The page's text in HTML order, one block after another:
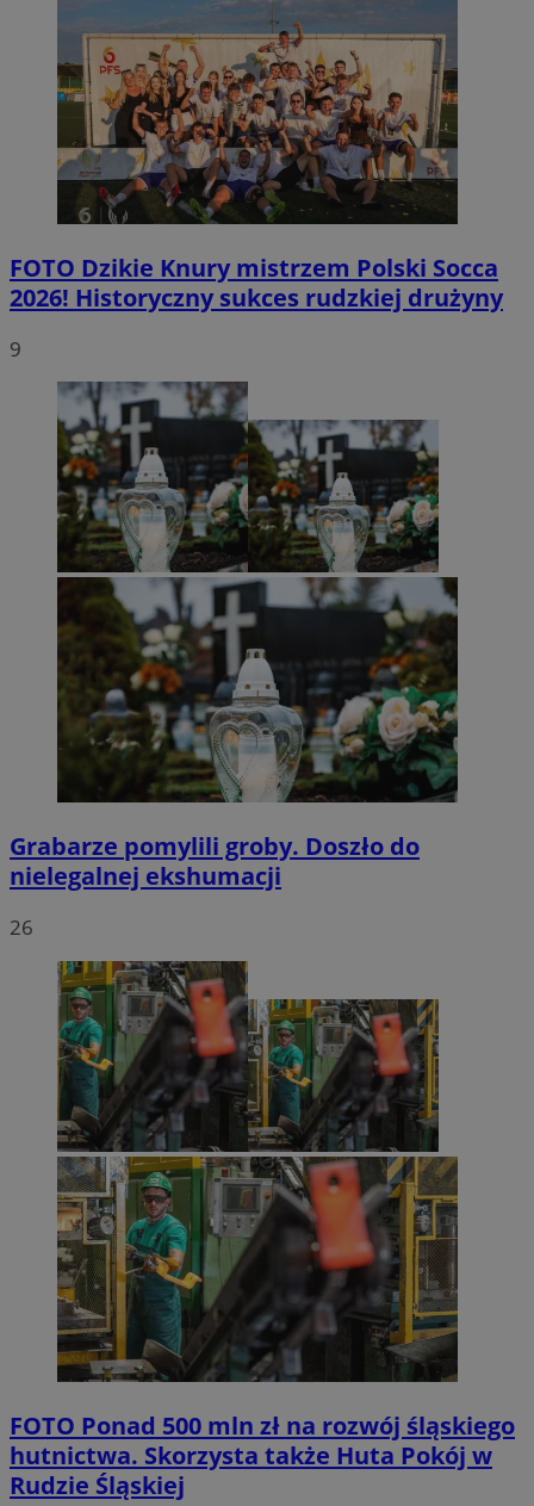
FOTO Dzikie Knury mistrzem Polski Socca
2026! Historyczny sukces rudzkiej drużyny
9
Grabarze pomylili groby. Doszło do
nielegalnej ekshumacji
26
FOTO Ponad 500 mln zł na rozwój śląskiego
hutnictwa. Skorzysta także Huta Pokój w
Rudzie Śląskiej